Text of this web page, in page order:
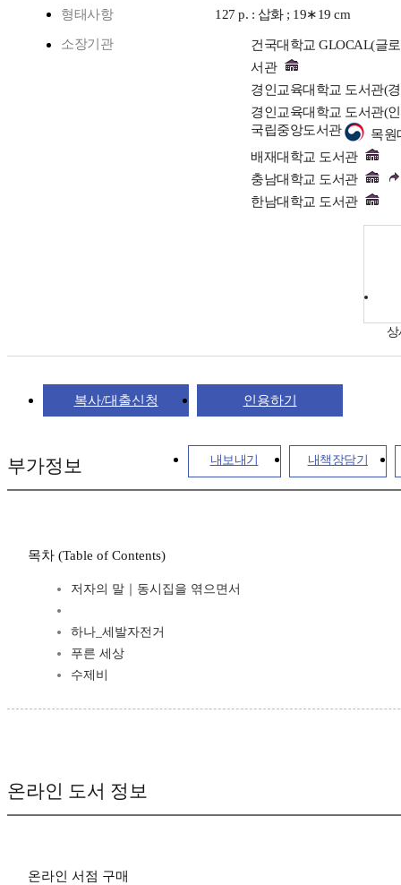
형태사항 127 p. : 삽화 ; 19∗19 cm
소장기관
건국대학교 GLOCAL(글
서관
경인교육대학교 도서관(
경인교육대학교 도서관(
국립중앙도서관
목원
배재대학교 도서관
충남대학교 도서관
한남대학교 도서관
상
복사/대출신청 인용하기
내보내기 내책장담기
부가정보
목차 (Table of Contents)
저자의 말｜동시집을 엮으면서
하나_세발자전거
푸른 세상
수제비
온라인 도서 정보
온라인 서점 구매